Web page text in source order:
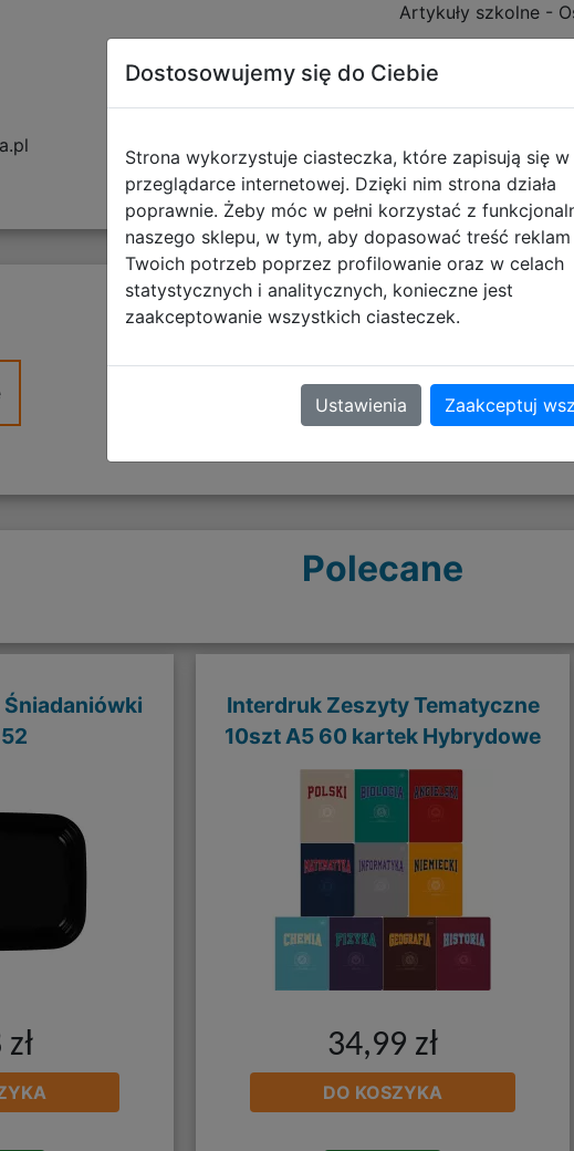
Artykuły szkolne -
Opinie o produkcie
Polecane
Interdruk Zeszyty Tematyczne
10szt A5 60 kartek Hybrydowe
34,99 zł
DO KOSZYKA
Dostosowujemy się do Ciebie
Strona wykorzystuje ciasteczka, które zapisują się w
przeglądarce internetowej. Dzięki nim strona działa
poprawnie. Żeby móc w pełni korzystać z
naszego sklepu, w tym, aby dopasować treść
Twoich potrzeb poprzez profilowanie oraz w celach
statystycznych i analitycznych, konieczne jest
zaakceptowanie wszystkich ciasteczek.
Ustawienia Zaakceptuj